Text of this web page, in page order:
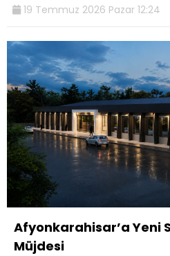
19 Temmuz 2026 Pazar 12:24
Afyonkarahisar’a Yeni
Müjdesi